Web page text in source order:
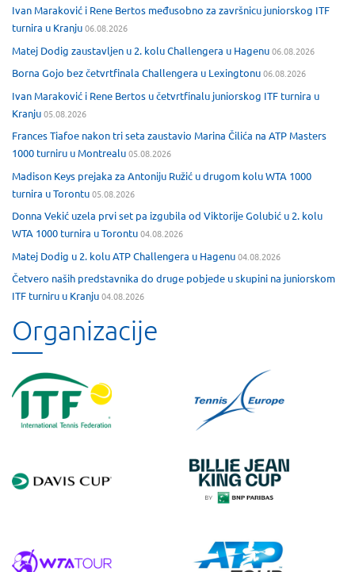
Ivan Maraković i Rene Bertos međusobno za završnicu juniorskog ITF
turnira u Kranju06.08.2026
Matej Dodig zaustavljen u 2. kolu Challengera u Hagenu06.08.2026
Borna Gojo bez četvrtfinala Challengera u Lexingtonu06.08.2026
Ivan Maraković i Rene Bertos u četvrtfinalu juniorskog ITF turnira u
Kranju05.08.2026
Frances Tiafoe nakon tri seta zaustavio Marina Čilića na ATP Masters
1000 turniru u Montrealu05.08.2026
Madison Keys prejaka za Antoniju Ružić u drugom kolu WTA 1000
turnira u Torontu05.08.2026
Donna Vekić uzela prvi set pa izgubila od Viktorije Golubić u 2. kolu
WTA 1000 turnira u Torontu04.08.2026
Matej Dodig u 2. kolu ATP Challengera u Hagenu04.08.2026
Četvero naših predstavnika do druge pobjede u skupini na juniorskom
ITF turniru u Kranju04.08.2026
Organizacije